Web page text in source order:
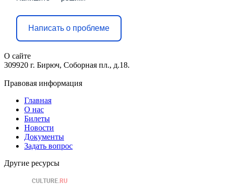
Написать о проблеме
О сайте
309920 г. Бирюч, Соборная пл., д.18.
Правовая информация
Главная
О нас
Билеты
Новости
Документы
Задать вопрос
Другие ресурсы